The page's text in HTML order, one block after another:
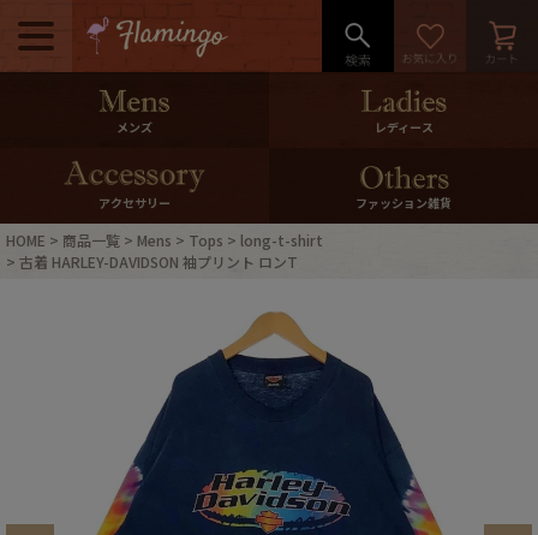
メニュー
500pt＆10％Offクーポンプレゼン
10％0ffクーポンプレゼント
ログイン・会員登録
International Shipping
特集一覧
メンズ レディース
アクセサリー ファッション雑貨
HOME 商品一覧 Mens Tops
long-t-shirt
古着 HARLEY-DAVIDSON 袖プリント ロンT